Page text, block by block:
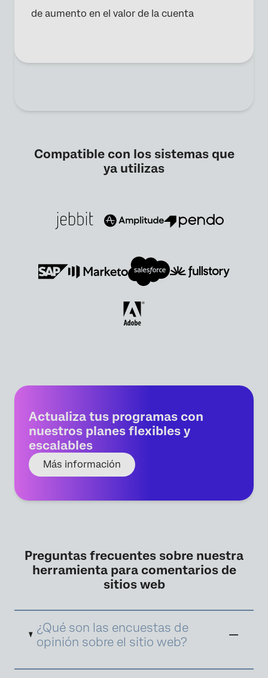
de aumento en el valor de la cuenta
Compatible con los sistemas que
ya utilizas
Actualiza tus programas con
nuestros planes flexibles y
escalables
Más información
Preguntas frecuentes sobre nuestra
herramienta para comentarios de
sitios web
¿Qué son las encuestas de
opinión sobre el sitio web?